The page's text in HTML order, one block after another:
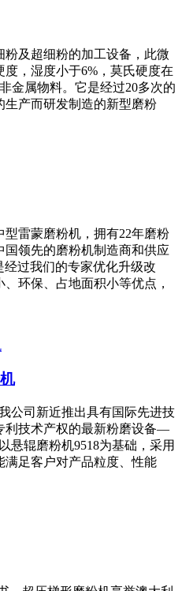
粉及超细粉的加工设备，此微
，湿度小于6%，莫氏硬度在
金属物料。它是经过20多次的
生产而研发制造的新型磨粉
雷蒙磨粉机，拥有22年磨粉
领先的磨粉机制造商和供应
过我们的专家优化升级改
环保、占地面积小等优点，
公司新近推出具有国际先进技
利技术产权的最新粉磨设备—
悬辊磨粉机9518为基础，采用
满足客户对产品粒度、性能